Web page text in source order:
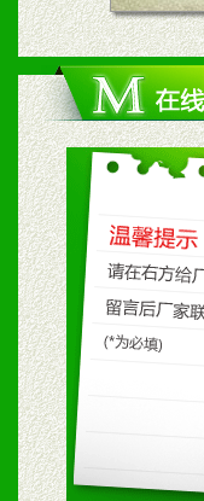
四、市
1、根据
2、根据
3、根据
保产品
4、根据
购支持。
五、退